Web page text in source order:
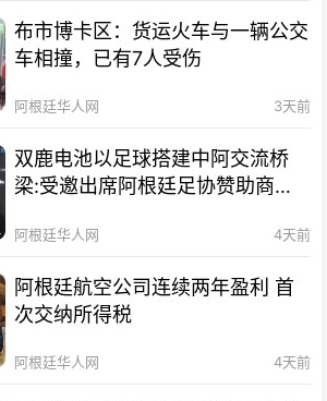
布市博卡区：货运火车与一辆公交
车相撞，已有7人受伤
阿根廷华人网 3天前
双鹿电池以足球搭建中阿交流桥
梁:受邀出席阿根廷足协赞助商招
阿根廷华人网 4天前
阿根廷航空公司连续两年盈利 首
次交纳所得税
阿根廷华人网 4天前